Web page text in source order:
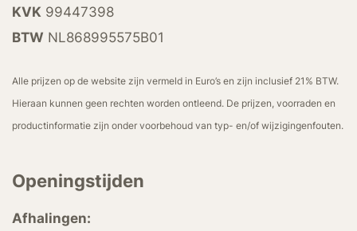
KVK 99447398
BTW NL868995575B01
Alle prijzen op de website zijn vermeld in Euro’s en zijn inclusief 21% BTW.
Hieraan kunnen geen rechten worden ontleend. De prijzen, voorraden en
productinformatie zijn onder voorbehoud van typ- en/of wijzigingenfouten.
Openingstijden
Afhalingen: